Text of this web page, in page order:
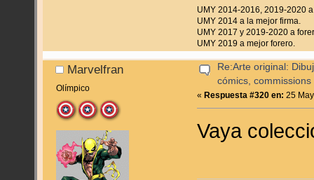
UMY 2014-2016, 2019-2020
UMY 2014 a la mejor firma.
UMY 2017 y 2019-2020 a
UMY 2019 a mejor forero.
Marvelfran
Olímpico
Re:Arte original:
cómics,
« Respuesta #320 en: 25
Vaya